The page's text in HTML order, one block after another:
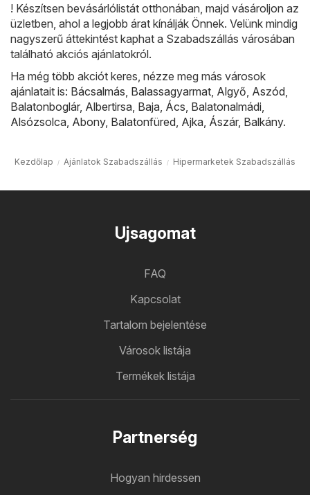
! Készítsen bevásárlólistát otthonában, majd vásároljon az
üzletben, ahol a legjobb árat kínálják Önnek. Velünk mindig
nagyszerű áttekintést kaphat a Szabadszállás városában
található akciós ajánlatokról.
Ha még több akciót keres, nézze meg más városok
ajánlatait is: Bácsalmás Balassagyarmat Algyő Aszód
Balatonboglár, Albertirsa Baja Ács Balatonalmádi
Alsózsolca Abony, Balatonfüred Ajka Ászár, Balkány.
Kezdőlap Ajánlatok Szabadszállás Hipermarketek Szabadszállás
Ujsagomat
FAQ
Kapcsolat
Tartalom bejelentése
Városok listája
Termékek listája
Partnerség
Hogyan hirdessen